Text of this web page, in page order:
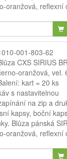
oranžová, reflexní
001-803-62
CXS SIRIUS
oranžová, vel.
kart = 20 ks
s nastavitelnou
na zip a
kapsy, boční
Blůza pánská
oranžová, reflexní